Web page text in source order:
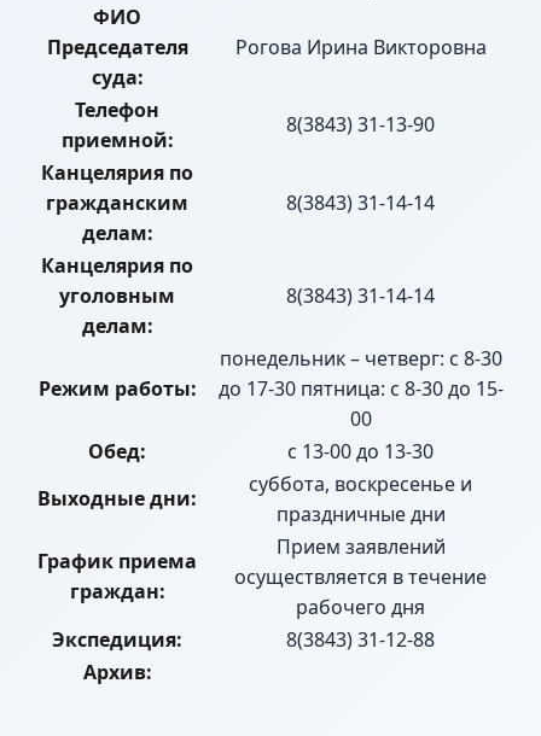
ФИО
Председателя
суда:
Рогова Ирина Викторовна
Телефон
приемной:
8(3843) 31-13-90
Канцелярия по
гражданским
делам:
8(3843) 31-14-14
Канцелярия по
уголовным
делам:
8(3843) 31-14-14
Режим работы:
понедельник – четверг: с 8-30
до 17-30 пятница: с 8-30 до 15-
00
Обед:
с 13-00 до 13-30
Выходные дни:
суббота, воскресенье и
праздничные дни
График приема
граждан:
Прием заявлений
осуществляется в течение
рабочего дня
Экспедиция:
8(3843) 31-12-88
Архив: